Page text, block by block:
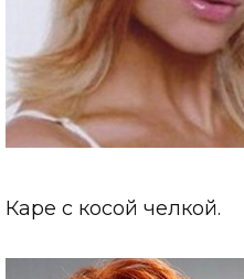
Каре с косой челкой.